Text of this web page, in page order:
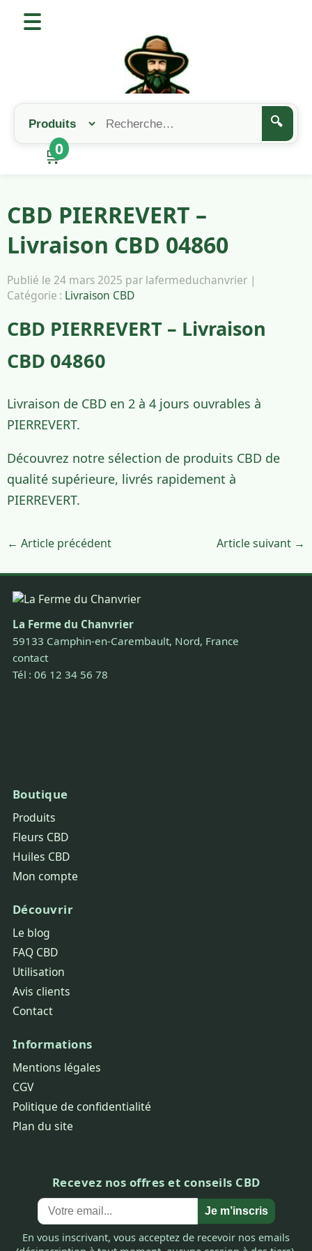
🔍
🛒
0
CBD PIERREVERT –
Livraison CBD 04860
Publié le 24 mars 2025 par lafermeduchanvrier |
Catégorie : Livraison CBD
CBD PIERREVERT – Livraison
CBD 04860
Livraison de CBD en 2 à 4 jours ouvrables à
PIERREVERT.
Découvrez notre sélection de produits CBD de
qualité supérieure, livrés rapidement à
PIERREVERT.
← Article précédent Article suivant →
La Ferme du Chanvrier
59133 Camphin-en-Carembault, Nord, France
contact
Tél : 06 12 34 56 78
Boutique
Produits
Fleurs CBD
Huiles CBD
Mon compte
Découvrir
Le blog
FAQ CBD
Utilisation
Avis clients
Contact
Informations
Mentions légales
CGV
Politique de confidentialité
Plan du site
Recevez nos offres et conseils CBD
Je m’inscris
En vous inscrivant, vous acceptez de recevoir nos emails